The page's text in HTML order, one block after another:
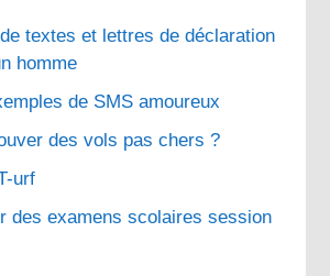
textes et lettres de déclaration
homme
de SMS amoureux
des vols pas chers ?
urf
des examens scolaires session